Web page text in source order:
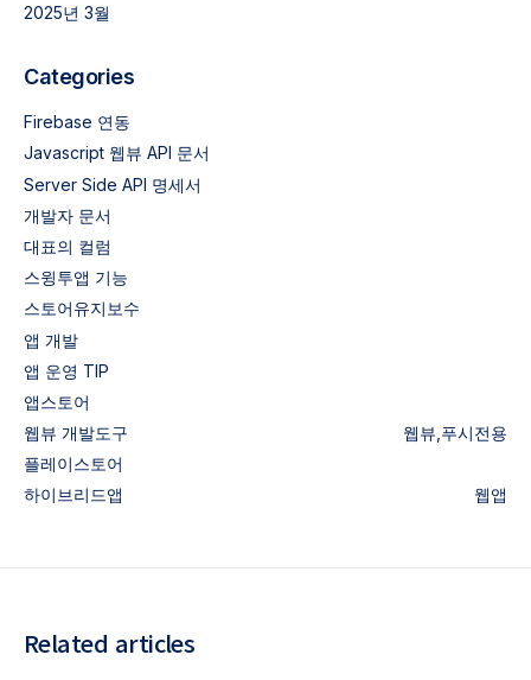
2025년 3월
Categories
Firebase 연동
Javascript 웹뷰 API 문서
Server Side API 명세서
개발자 문서
대표의 컬럼
스윙투앱 기능
스토어유지보수
앱 개발
앱 운영 TIP
앱스토어
웹뷰
웹뷰,푸시전용
개발도구
플레이스토어
하이브리드앱
웹앱
Related articles